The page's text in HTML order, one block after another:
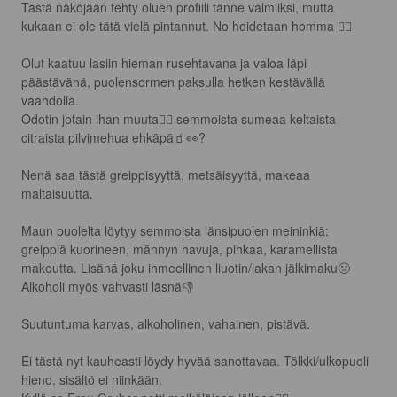
Tästä näköjään tehty oluen profiili tänne valmiiksi, mutta
kukaan ei ole tätä vielä pintannut. No hoidetaan homma 🙋‍♂️
Olut kaatuu lasiin hieman rusehtavana ja valoa läpi
päästävänä, puolensormen paksulla hetken kestävällä
vaahdolla.
Odotin jotain ihan muuta🤷‍♂️ semmoista sumeaa keltaista
citraista pilvimehua ehkäpä🧃👀?
Nenä saa tästä greippisyyttä, metsäisyyttä, makeaa
maltaisuutta.
Maun puolelta löytyy semmoista länsipuolen meininkiä:
greippiä kuorineen, männyn havuja, pihkaa, karamellista
makeutta. Lisänä joku ihmeellinen liuotin/lakan jälkimaku🤢
Alkoholi myös vahvasti läsnä👎
Suutuntuma karvas, alkoholinen, vahainen, pistävä.
Ei tästä nyt kauheasti löydy hyvää sanottavaa. Tölkki/ulkopuoli
hieno, sisältö ei niinkään.